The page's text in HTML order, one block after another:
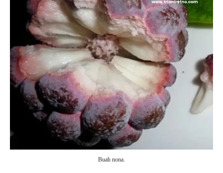
Buah nona.